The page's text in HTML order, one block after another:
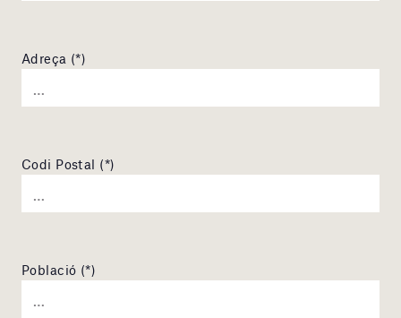
Adreça (*)
Codi Postal (*)
Població (*)